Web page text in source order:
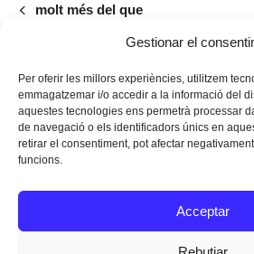
Gestionar el
Per oferir les millors experiències, utilitzem
emmagatzemar i/o accedir a la informació del
aquestes tecnologies ens permetrà processar
de navegació o els identificadors únics en
retirar el consentiment, pot afectar
funcions.
Acceptar
previous
molt més del que
post:
Instagram
Texts Legals